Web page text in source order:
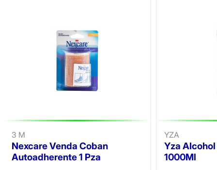
3 M
Nexcare Venda Coban
Autoadherente 1 Pza
YZA
Yza
1000Ml